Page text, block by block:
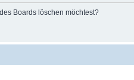
Boards löschen möchtest?